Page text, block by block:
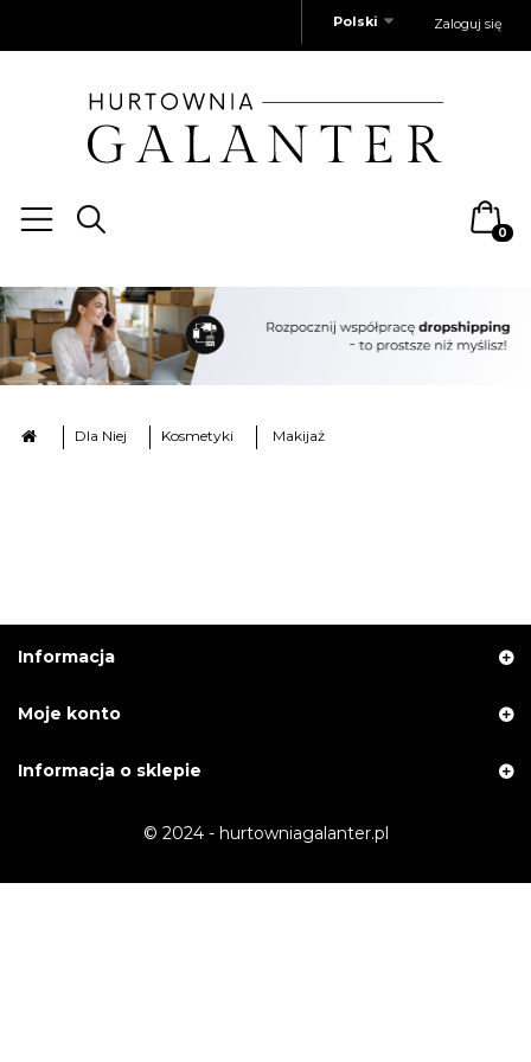
Zaloguj się
Polski
0
Dla Niej Kosmetyki Makijaż
Informacja
Moje konto
Informacja o sklepie
© 2024 - hurtowniagalanter.pl